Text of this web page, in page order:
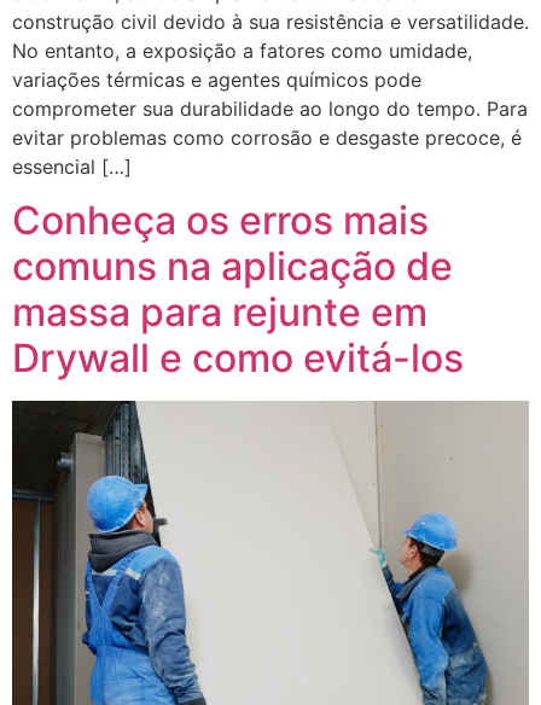
construção civil devido à sua resistência e versatilidade.
No entanto, a exposição a fatores como umidade,
variações térmicas e agentes químicos pode
comprometer sua durabilidade ao longo do tempo. Para
evitar problemas como corrosão e desgaste precoce, é
essencial […]
Conheça os erros mais
comuns na aplicação de
massa para rejunte em
Drywall e como evitá-los